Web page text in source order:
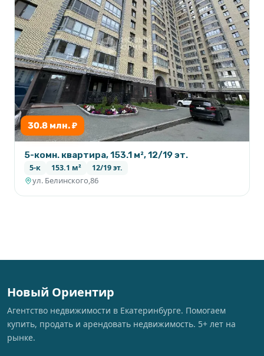
30.8 млн. ₽
5-комн. квартира, 153.1 м², 12/19 эт.
5-к 153.1 м² 12/19 эт.
ул. Белинского,86
Новый Ориентир
Агентство недвижимости в Екатеринбурге. Помогаем
купить, продать и арендовать недвижимость. 5+ лет на
рынке.